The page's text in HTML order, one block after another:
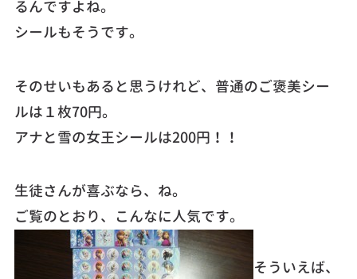
るんですよね。
シールもそうです。
そのせいもあると思うけれど、普通のご褒美シー
ルは１枚70円。
アナと雪の女王シールは200円！！
生徒さんが喜ぶなら、ね。
ご覧のとおり、こんなに人気です。
そういえば、